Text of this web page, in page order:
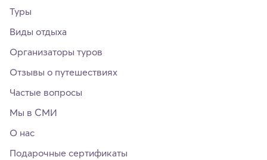
Туры
Виды отдыха
Организаторы туров
Отзывы о путешествиях
Частые вопросы
Мы в СМИ
О нас
Подарочные сертификаты